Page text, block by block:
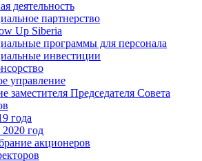
деятельность
партнерство
Up Siberia
программы для персонала
инвестиции
управление
заместителя Председателя Совета
года
год
акционеров